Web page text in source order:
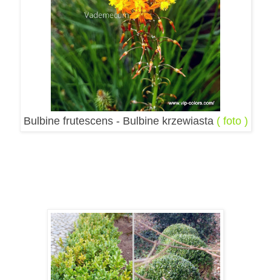
Bulbine frutescens - Bulbine krzewiasta ( foto )